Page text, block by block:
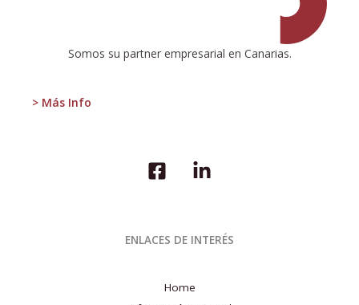
Somos su partner empresarial en Canarias.
> Más Info
ENLACES DE INTERÉS
Home